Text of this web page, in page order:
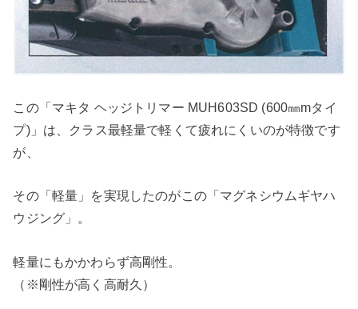
この「マキタ ヘッジトリマー MUH603SD (600㎜mタイ
プ)」は、クラス最軽量で軽くて疲れにくいのが特徴です
が、
その「軽量」を実現したのがこの「マグネシウムギヤハ
ウジング」。
軽量にもかかわらず高剛性。
（※剛性が高く高耐久）